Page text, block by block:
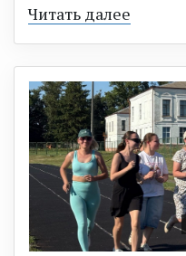
Читать далее